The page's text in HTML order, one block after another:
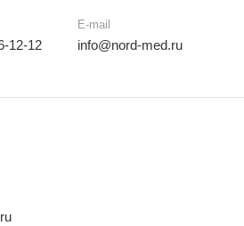
12-12
E-mail
info@nord-med.ru